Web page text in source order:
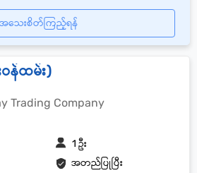
အသေးစိတ်ကြည့်ရန်
ဝန်ထမ်း)
Trading Company
အတည်ပြုပြီး
1 ဦး